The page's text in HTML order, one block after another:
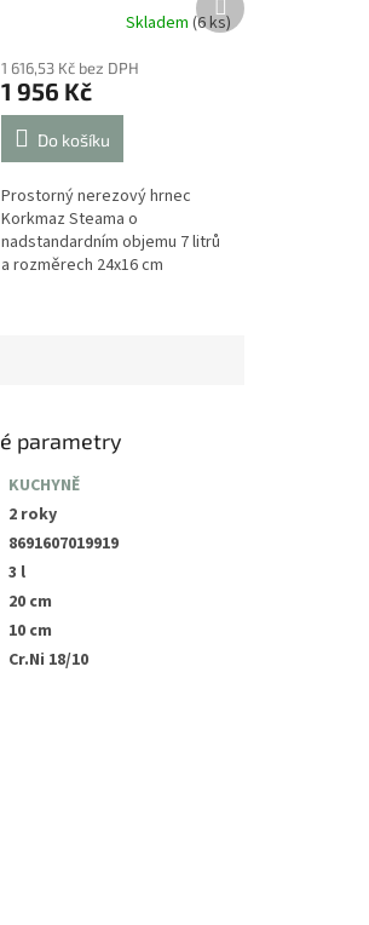
Skladem (6 ks)
1 616,53 Kč bez DPH
1 956 Kč
Do košíku
Prostorný nerezový hrnec
Korkmaz Steama o
nadstandardním objemu 7 litrů
a rozměrech 24x16 cm
produkt
parametry
KUCHYNĚ
2 roky
8691607019919
3 l
20 cm
10 cm
Cr.Ni 18/10